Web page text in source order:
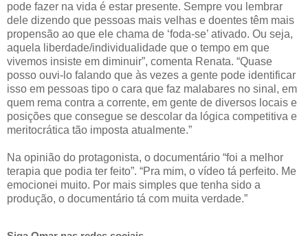
pode fazer na vida é estar presente. Sempre vou lembrar
dele dizendo que pessoas mais velhas e doentes têm mais
propensão ao que ele chama de ‘foda-se’ ativado. Ou seja,
aquela liberdade/individualidade que o tempo em que
vivemos insiste em diminuir”, comenta Renata. “Quase
posso ouvi-lo falando que às vezes a gente pode identificar
isso em pessoas tipo o cara que faz malabares no sinal, em
quem rema contra a corrente, em gente de diversos locais e
posições que consegue se descolar da lógica competitiva e
meritocrática tão imposta atualmente.”
Na opinião do protagonista, o documentário “foi a melhor
terapia que podia ter feito”. “Pra mim, o vídeo tá perfeito. Me
emocionei muito. Por mais simples que tenha sido a
produção, o documentário tá com muita verdade.”